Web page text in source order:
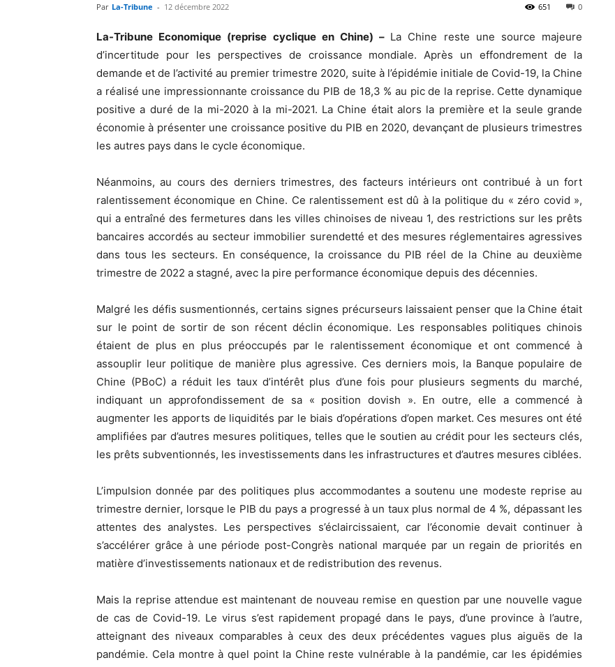
Par La-Tribune - 12 décembre 2022 0
651
La-Tribune Economique (reprise cyclique en Chine) – La Chine reste une source majeure
d’incertitude pour les perspectives de croissance mondiale. Après un effondrement de la
demande et de l’activité au premier trimestre 2020, suite à l’épidémie initiale de Covid-19, la Chine
a réalisé une impressionnante croissance du PIB de 18,3 % au pic de la reprise. Cette dynamique
positive a duré de la mi-2020 à la mi-2021. La Chine était alors la première et la seule grande
économie à présenter une croissance positive du PIB en 2020, devançant de plusieurs trimestres
les autres pays dans le cycle économique.
Néanmoins, au cours des derniers trimestres, des facteurs intérieurs ont contribué à un fort
ralentissement économique en Chine. Ce ralentissement est dû à la politique du « zéro covid »,
qui a entraîné des fermetures dans les villes chinoises de niveau 1, des restrictions sur les prêts
bancaires accordés au secteur immobilier surendetté et des mesures réglementaires agressives
dans tous les secteurs. En conséquence, la croissance du PIB réel de la Chine au deuxième
trimestre de 2022 a stagné, avec la pire performance économique depuis des décennies.
Malgré les défis susmentionnés, certains signes précurseurs laissaient penser que la Chine était
sur le point de sortir de son récent déclin économique. Les responsables politiques chinois
étaient de plus en plus préoccupés par le ralentissement économique et ont commencé à
assouplir leur politique de manière plus agressive. Ces derniers mois, la Banque populaire de
Chine (PBoC) a réduit les taux d’intérêt plus d’une fois pour plusieurs segments du marché,
indiquant un approfondissement de sa « position dovish ». En outre, elle a commencé à
augmenter les apports de liquidités par le biais d’opérations d’open market. Ces mesures ont été
amplifiées par d’autres mesures politiques, telles que le soutien au crédit pour les secteurs clés,
les prêts subventionnés, les investissements dans les infrastructures et d’autres mesures ciblées.
L’impulsion donnée par des politiques plus accommodantes a soutenu une modeste reprise au
trimestre dernier, lorsque le PIB du pays a progressé à un taux plus normal de 4 %, dépassant les
attentes des analystes. Les perspectives s’éclaircissaient, car l’économie devait continuer à
s’accélérer grâce à une période post-Congrès national marquée par un regain de priorités en
matière d’investissements nationaux et de redistribution des revenus.
Mais la reprise attendue est maintenant de nouveau remise en question par une nouvelle vague
de cas de Covid-19. Le virus s’est rapidement propagé dans le pays, d’une province à l’autre,
atteignant des niveaux comparables à ceux des deux précédentes vagues plus aiguës de la
pandémie. Cela montre à quel point la Chine reste vulnérable à la pandémie, car les épidémies